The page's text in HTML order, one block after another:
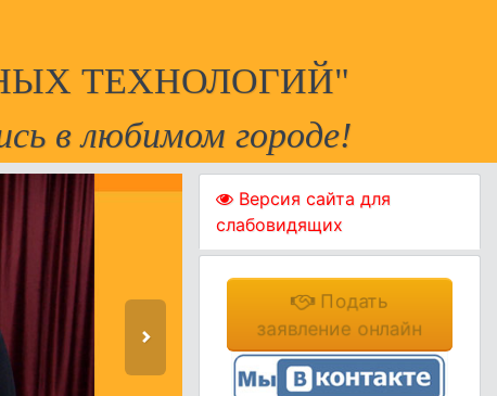
ТЕХНОЛОГИЙ"
в любимом городе!
Версия сайта для
слабовидящих
Подать
заявление онлайн